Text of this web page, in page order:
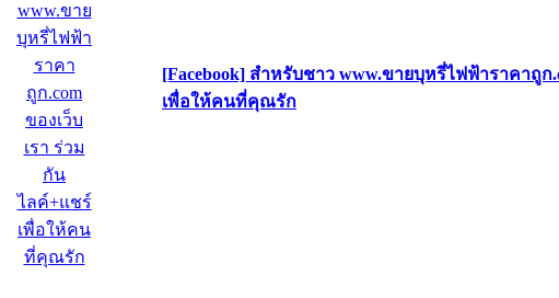
[Facebook] สำหรับชาว www.ขายบุหรี่ไฟฟ้าราคาถูก
เพื่อให้คนที่คุณรัก